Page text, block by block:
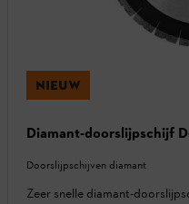
NIEUW
Diamant-doorslijpschijf
Doorslijpschijven diamant
Zeer snelle diamant-